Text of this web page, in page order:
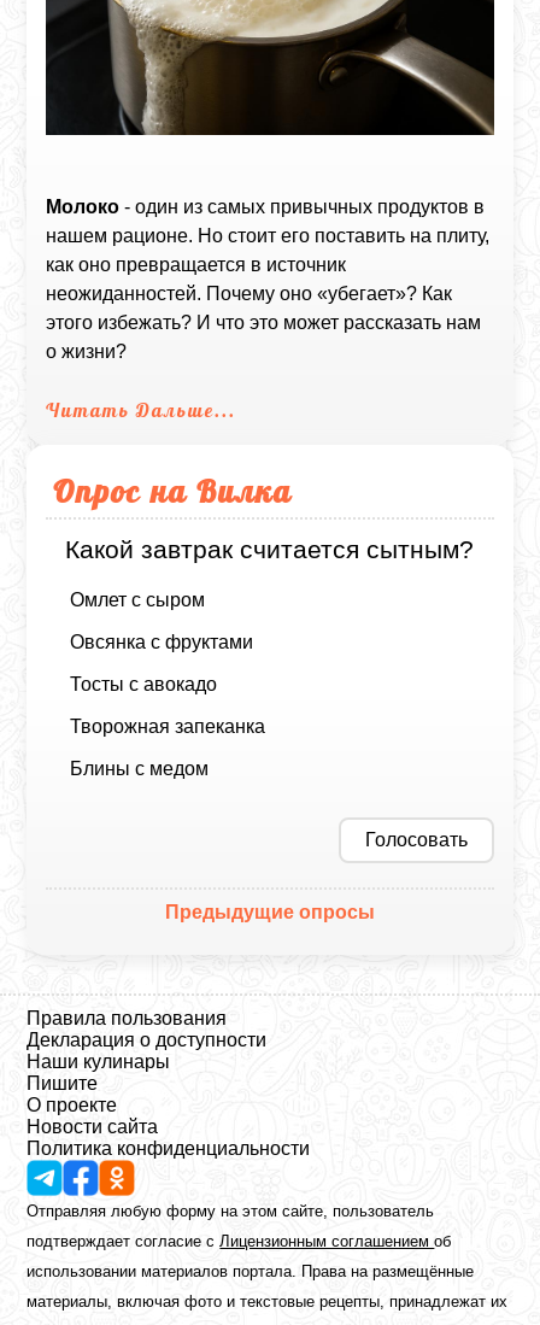
Молоко - один из самых привычных продуктов в
нашем рационе. Но стоит его поставить на плиту,
как оно превращается в источник
неожиданностей. Почему оно «убегает»? Как
этого избежать? И что это может рассказать нам
о жизни?
Читать Дальше...
Опрос на Вилка
Какой завтрак считается сытным?
Омлет с сыром
Овсянка с фруктами
Тосты с авокадо
Творожная запеканка
Блины с медом
Голосовать
Предыдущие опросы
Правила пользования
Декларация о доступности
Наши кулинары
Пишите
О проекте
Новости сайта
Политика конфиденциальности
Отправляя любую форму на этом сайте, пользователь
подтверждает согласие сЛицензионным соглашениемоб
использовании материалов портала. Права на размещённые
материалы, включая фото и текстовые рецепты, принадлежат их